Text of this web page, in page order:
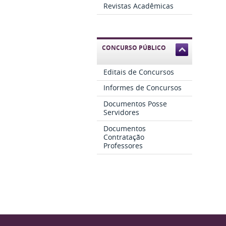
Revistas Acadêmicas
CONCURSO PÚBLICO
Editais de Concursos
Informes de Concursos
Documentos Posse
Servidores
Documentos
Contratação
Professores